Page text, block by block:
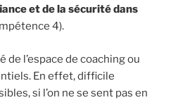
et de la sécurité dans
4).
de l’espace de coaching ou
En effet, difficile
si l’on ne se sent pas en